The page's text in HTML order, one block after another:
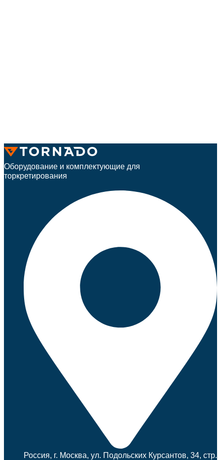
Оборудование и комплектующие для
торкретирования
Россия, г. Москва, ул. Подольских Курсантов, 34, стр.